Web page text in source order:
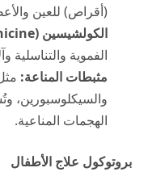
(أقراص) للعين
الكولشيسين (Colchicine):
الفموية والتناسلية
مثبطات المناعة:
والسيكلوسبورين،
الهجمات المناعية.
بروتوكول علاج الأطفال